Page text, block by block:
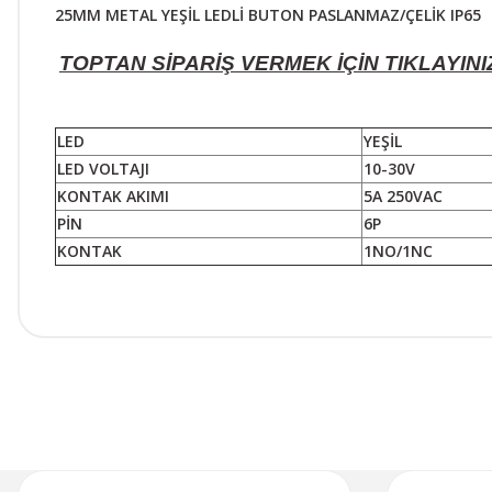
25MM METAL YEŞİL LEDLİ BUTON PASLANMAZ/ÇELİK IP65
TOPTAN SİPARİŞ VERMEK İÇİN
LED
YEŞİL
LED VOLTAJI
10-30V
KONTAK AKIMI
5A 250VAC
PİN
6P
KONTAK
1NO/1NC